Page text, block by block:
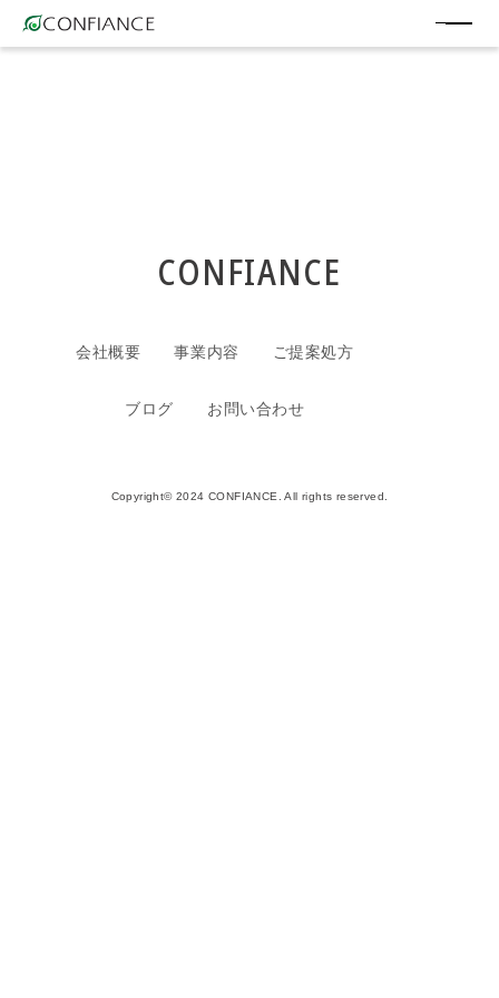
CONFIANCE
会社概要 事業内容 ご提案処方
ブログ お問い合わせ
Copyright© 2024 CONFIANCE. All rights reserved.